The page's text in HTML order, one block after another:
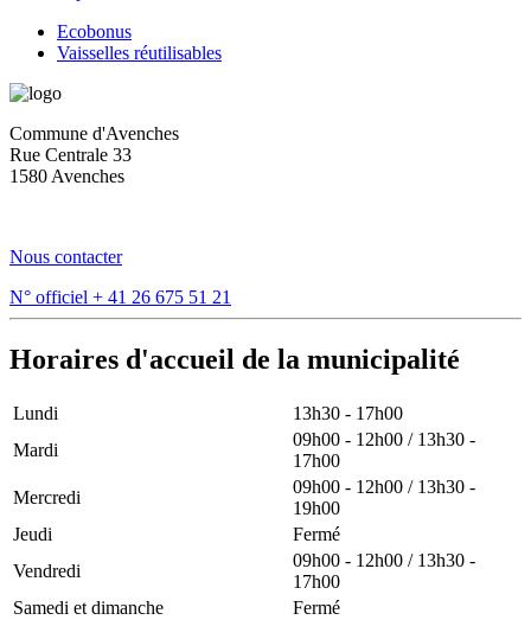
Ecobonus
Vaisselles réutilisables
Commune d'Avenches
Rue Centrale 33
1580 Avenches
Nous contacter
N° officiel + 41 26 675 51 21
Horaires d'accueil de la municipalité
Lundi
13h30 - 17h00
Mardi
09h00 - 12h00 / 13h30 -
17h00
Mercredi
09h00 - 12h00 / 13h30 -
19h00
Jeudi
Fermé
Vendredi
09h00 - 12h00 / 13h30 -
17h00
Samedi et dimanche
Fermé